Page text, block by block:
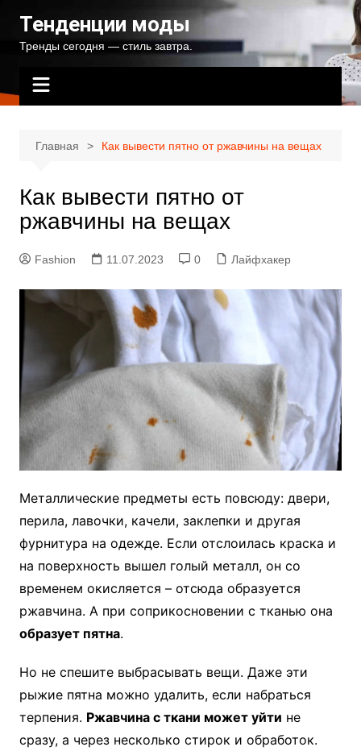
содержимому
Тенденции моды
Тренды сегодня — стиль завтра.
Главная Как вывести пятно от ржавчины на вещах
Как вывести пятно от
ржавчины на вещах
Fashion 11.07.2023 0 Лайфхакер
Металлические предметы есть повсюду: двери,
перила, лавочки, качели, заклепки и другая
фурнитура на одежде. Если отслоилась краска и
на поверхность вышел голый металл, он со
временем окисляется – отсюда образуется
ржавчина. А при соприкосновении с тканью она
образует пятна.
Но не спешите выбрасывать вещи. Даже эти
рыжие пятна можно удалить, если набраться
терпения. Ржавчина с ткани может уйти не
сразу, а через несколько стирок и обработок.